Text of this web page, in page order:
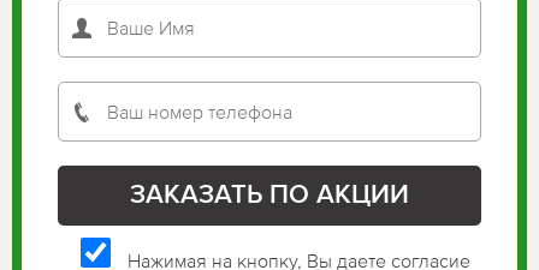
Нажимая на кнопку, Вы даете согласие